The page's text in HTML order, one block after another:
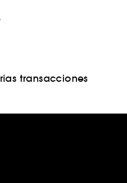
transacciones